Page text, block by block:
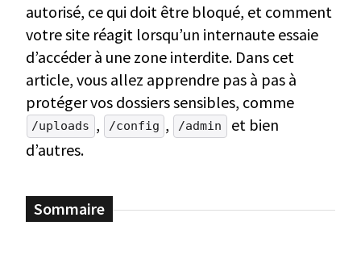
autorisé, ce qui doit être bloqué, et comment
votre site réagit lorsqu’un internaute essaie
d’accéder à une zone interdite. Dans cet
article, vous allez apprendre pas à pas à
protéger vos dossiers sensibles, comme
/uploads , /config , /admin
et bien
d’autres.